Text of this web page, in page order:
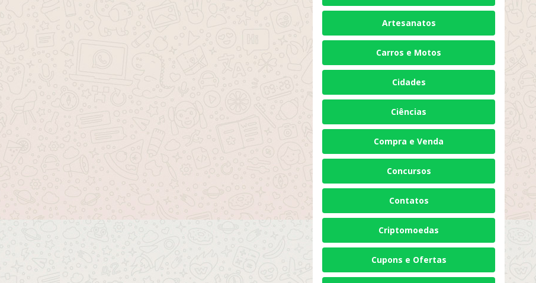
Artesanatos
Carros e Motos
Cidades
Ciências
Compra e Venda
Concursos
Contatos
Criptomoedas
Cupons e Ofertas